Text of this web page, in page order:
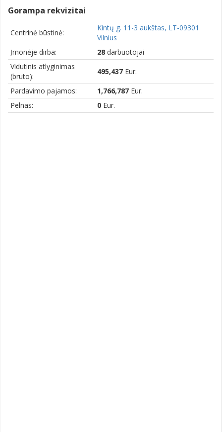
Gorampa rekvizitai
Centrinė būstinė:
Kintų g. 11-3 aukštas, LT-09301
Vilnius
Įmonėje dirba:
28 darbuotojai
Vidutinis atlyginimas
(bruto):
495,437 Eur.
Pardavimo pajamos: 1,766,787 Eur.
Pelnas:
0 Eur.